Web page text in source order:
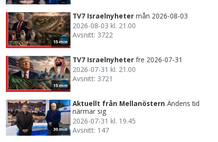
15 min
TV7 Israelnyheter mån 2026-08-03
2026-08-03 kl. 21.00
Avsnitt: 3722
15 min
TV7 Israelnyheter fre 2026-07-31
2026-07-31 kl. 21.00
Avsnitt: 3721
30 min
Aktuellt från Mellanöstern Ändens tid
närmar sig
2026-07-31 kl. 19.45
Avsnitt: 147